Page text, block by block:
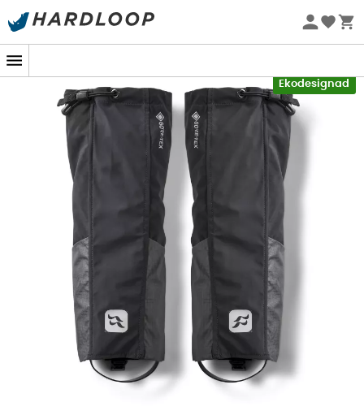
Sommarerbjudanden 🔥 -5 % EXTRA vid köp av 2 produkter*
Ekodesignad